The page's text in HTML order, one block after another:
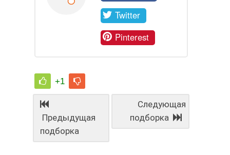
Twitter
Pinterest
+1
Предыдущая
подборка
Следующая
подборка